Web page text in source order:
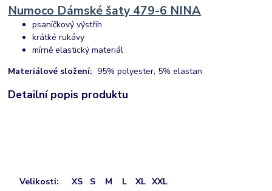
Numoco Dámské šaty 479-6 NINA
psaníčkový výstřih
krátké rukávy
mírně elastický materiál
Materiálové složení: 95% polyester, 5% elastan
Detailní popis produktu
Velikosti: XS S M L XL XXL